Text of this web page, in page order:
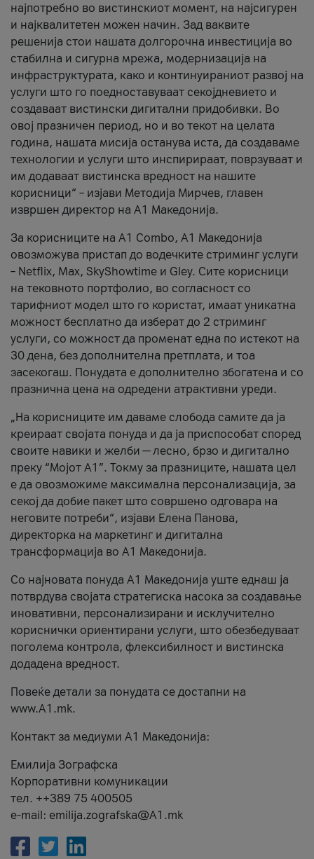
најпотребно во вистинскиот момент, на најсигурен
и најквалитетен можен начин. Зад ваквите
решенија стои нашата долгорочна инвестиција во
стабилна и сигурна мрежа, модернизација на
инфраструктурата, како и континуираниот развој на
услуги што го поедноставуваат секојдневието и
создаваат вистински дигитални придобивки. Во
овој празничен период, но и во текот на целата
година, нашата мисија останува иста, да создаваме
технологии и услуги што инспирираат, поврзуваат и
им додаваат вистинска вредност на нашите
корисници“ – изјави Методија Мирчев, главен
извршен директор на А1 Македонија.
За корисниците на A1 Combo, А1 Македонија
овозможува пристап до водечките стриминг услуги
– Netflix, Max, SkyShowtime и Gley. Сите корисници
на тековното портфолио, во согласност со
тарифниот модел што го користат, имаат уникатна
можност бесплатно да изберат до 2 стриминг
услуги, со можност да променат една по истекот на
30 дена, без дополнителна претплата, и тоа
засекогаш. Понудата е дополнително збогатена и со
празнична цена на одредени атрактивни уреди.
„На корисниците им даваме слобода самите да ја
креираат својата понуда и да ја приспособат според
своите навики и желби — лесно, брзо и дигитално
преку “Мојот А1”. Токму за празниците, нашата цел
е да овозможиме максимална персонализација, за
секој да добие пакет што совршено одговара на
неговите потреби“, изјави Елена Панова,
директорка на маркетинг и дигитална
трансформација во А1 Македонија.
Со најновата понуда А1 Македонија уште еднаш ја
потврдува својата стратегиска насока за создавање
иновативни, персонализирани и исклучително
кориснички ориентирани услуги, што обезбедуваат
поголема контрола, флексибилност и вистинска
додадена вредност.
Повеќе детали за понудата се достапни на
www.А1.mk.
Контакт за медиуми А1 Македонија:
Емилија Зографска
Корпоративни комуникации
тел. ++389 75 400505
e-mail: emilija.zografska@A1.mk